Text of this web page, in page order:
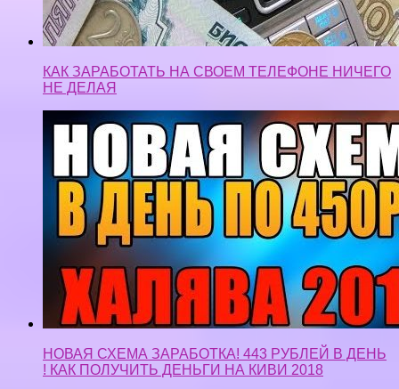
КАК ЗАРАБОТАТЬ НА СВОЕМ ТЕЛЕФОНЕ НИЧЕГО
НЕ ДЕЛАЯ
НОВАЯ СХЕМА ЗАРАБОТКА! 443 РУБЛЕЙ В ДЕНЬ
! КАК ПОЛУЧИТЬ ДЕНЬГИ НА КИВИ 2018